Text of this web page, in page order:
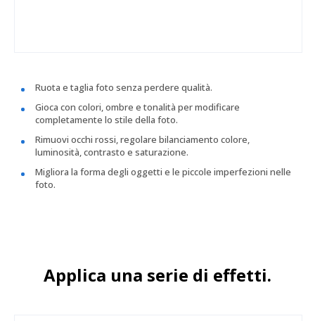
Ruota e taglia foto senza perdere qualità.
Gioca con colori, ombre e tonalità per modificare
completamente lo stile della foto.
Rimuovi occhi rossi, regolare bilanciamento colore,
luminosità, contrasto e saturazione.
Migliora la forma degli oggetti e le piccole imperfezioni nelle
foto.
Applica una serie di effetti.